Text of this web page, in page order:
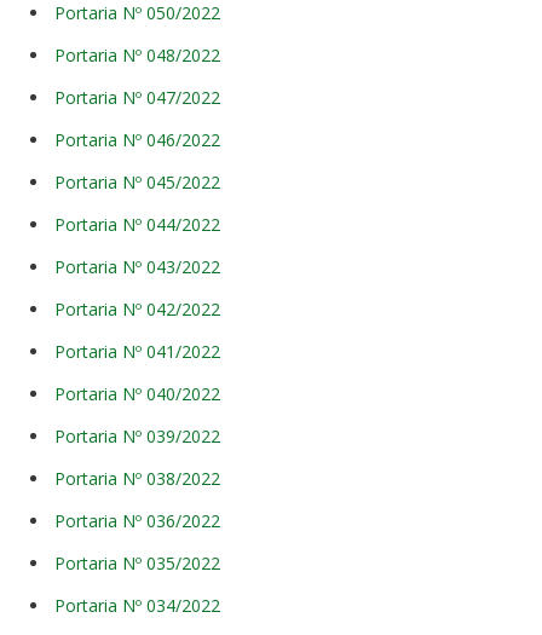
Portaria Nº 050/2022
Portaria Nº 048/2022
Portaria Nº 047/2022
Portaria Nº 046/2022
Portaria Nº 045/2022
Portaria Nº 044/2022
Portaria Nº 043/2022
Portaria Nº 042/2022
Portaria Nº 041/2022
Portaria Nº 040/2022
Portaria Nº 039/2022
Portaria Nº 038/2022
Portaria Nº 036/2022
Portaria Nº 035/2022
Portaria Nº 034/2022